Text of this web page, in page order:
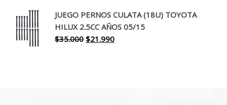
original
era:
$30.000.
actual
es:
$17.990.
JUEGO PERNOS CULATA (18U) TOYOTA
HILUX 2.5CC AÑOS 05/15
$35.000 El
$21.990El